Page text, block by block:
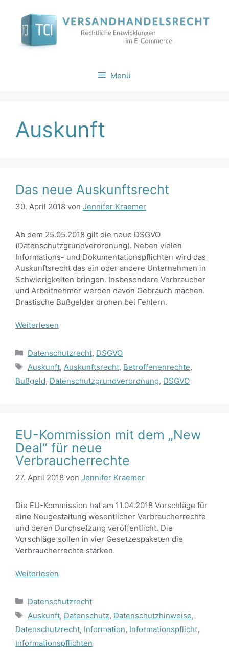
springen
Menü
Auskunft
Das neue Auskunftsrecht
30. April 2018 von Jennifer Kraemer
Ab dem 25.05.2018 gilt die neue DSGVO
(Datenschutzgrundverordnung). Neben vielen
Informations- und Dokumentationspflichten wird das
Auskunftsrecht das ein oder andere Unternehmen in
Schwierigkeiten bringen. Insbesondere Verbraucher
und Arbeitnehmer werden davon Gebrauch machen.
Drastische Bußgelder drohen bei Fehlern.
Weiterlesen
Kategorien
Datenschutzrecht, DSGVO
Schlagwörter
Auskunft, Auskunftsrecht, Betroffenenrechte,
Bußgeld, Datenschutzgrundverordnung, DSGVO
EU-Kommission mit dem „New
Deal“ für neue
Verbraucherrechte
27. April 2018 von Jennifer Kraemer
Die EU-Kommission hat am 11.04.2018 Vorschläge für
eine Neugestaltung wesentlicher Verbraucherrechte
und deren Durchsetzung veröffentlicht. Die
Vorschläge sollen in vier Gesetzespaketen die
Verbraucherrechte stärken.
Weiterlesen
Kategorien
Datenschutzrecht
Schlagwörter
Auskunft, Datenschutz, Datenschutzhinweise,
Datenschutzrecht, Information, Informationspflicht,
Informationspflichten